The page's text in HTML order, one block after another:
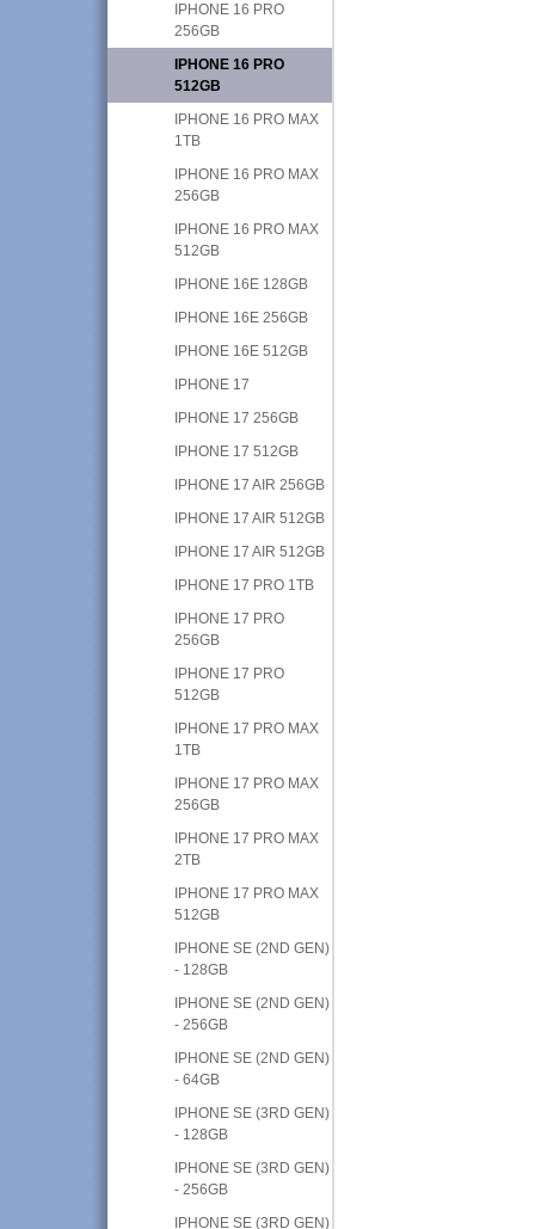
IPHONE 16 PRO
256GB
IPHONE 16 PRO
512GB
IPHONE 16 PRO MAX
1TB
IPHONE 16 PRO MAX
256GB
IPHONE 16 PRO MAX
512GB
IPHONE 16E 128GB
IPHONE 16E 256GB
IPHONE 16E 512GB
IPHONE 17
IPHONE 17 256GB
IPHONE 17 512GB
IPHONE 17 AIR 256GB
IPHONE 17 AIR 512GB
IPHONE 17 AIR 512GB
IPHONE 17 PRO 1TB
IPHONE 17 PRO
256GB
IPHONE 17 PRO
512GB
IPHONE 17 PRO MAX
1TB
IPHONE 17 PRO MAX
256GB
IPHONE 17 PRO MAX
2TB
IPHONE 17 PRO MAX
512GB
IPHONE SE (2ND GEN)
- 128GB
IPHONE SE (2ND GEN)
- 256GB
IPHONE SE (2ND GEN)
- 64GB
IPHONE SE (3RD GEN)
- 128GB
IPHONE SE (3RD GEN)
- 256GB
IPHONE SE (3RD GEN)